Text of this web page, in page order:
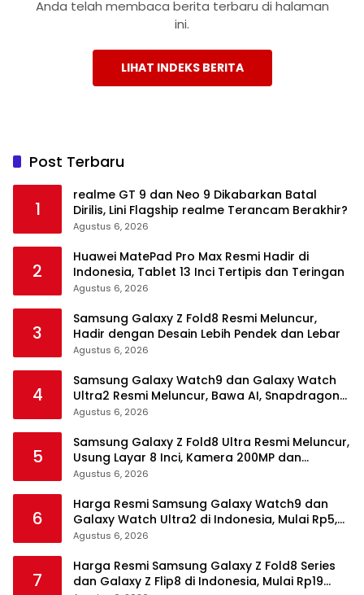
Anda telah membaca berita terbaru di halaman
ini.
LIHAT INDEKS BERITA
Post Terbaru
1
realme GT 9 dan Neo 9 Dikabarkan Batal
Dirilis, Lini Flagship realme Terancam Berakhir?
Agustus 6, 2026
2
Huawei MatePad Pro Max Resmi Hadir di
Indonesia, Tablet 13 Inci Tertipis dan Teringan
Agustus 6, 2026
3
Samsung Galaxy Z Fold8 Resmi Meluncur,
Hadir dengan Desain Lebih Pendek dan Lebar
Agustus 6, 2026
4
Samsung Galaxy Watch9 dan Galaxy Watch
Ultra2 Resmi Meluncur, Bawa AI, Snapdragon
Wear Elite, dan Fitur Kesehatan Baru
Agustus 6, 2026
5
Samsung Galaxy Z Fold8 Ultra Resmi Meluncur,
Usung Layar 8 Inci, Kamera 200MP dan
Snapdragon 8 Elite Gen 5
Agustus 6, 2026
6
Harga Resmi Samsung Galaxy Watch9 dan
Galaxy Watch Ultra2 di Indonesia, Mulai Rp5,9
Jutaan
Agustus 6, 2026
7
Harga Resmi Samsung Galaxy Z Fold8 Series
dan Galaxy Z Flip8 di Indonesia, Mulai Rp19